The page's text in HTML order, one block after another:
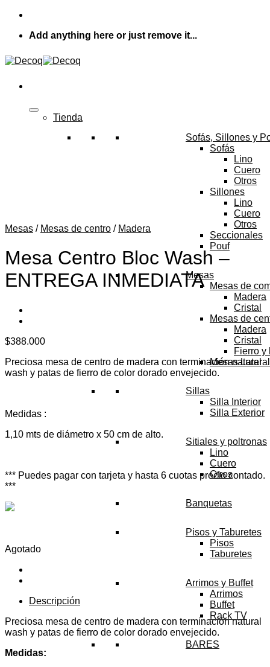
Skip
contentAdd anything here or just remove it...
Tienda
Sofás, Sillones y
Sofás
Lino
Cuero
Otros
Sillones
Lino
Cuero
Otros
Seccionales
Pouf
Mesas
Mesas de
Madera
Cristal
Mesas de
Madera
Cristal
Fierro y
Mesas
Sillas
Silla Interior
Silla Exterior
Sitiales y poltronas
Lino
Cuero
Otros
Banquetas
Pisos y Taburetes
Pisos
Taburetes
Arrimos y Buffet
Arrimos
Buffet
Rack TV
BARES
Mesas / Mesas de centro / Madera
Mesa Centro Bloc Wash –
ENTREGA INMEDIATA
$388.000
Preciosa mesa de centro de madera con terminación natural
wash y patas de fierro de color dorado envejecido.
Medidas :
1,10 mts de diámetro x 50 cm de alto.
*** Puedes pagar con tarjeta y hasta 6 cuotas precio contado.
***
Agotado
Descripción
Preciosa mesa de centro de madera con terminación natural
wash y patas de fierro de color dorado envejecido.
Medidas: